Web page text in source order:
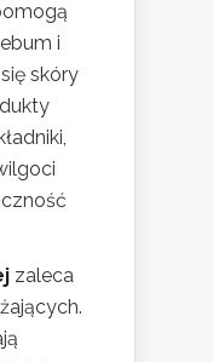
i
skóry
zaleca